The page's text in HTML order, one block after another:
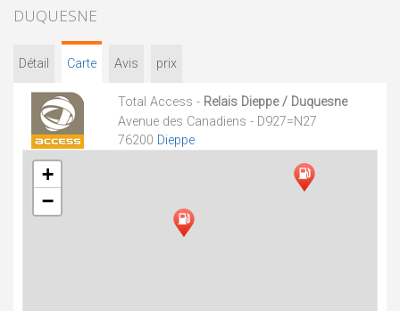
DUQUESNE
Détail Carte Avis prix
Total Access - Relais Dieppe / Duquesne
Avenue des Canadiens - D927=N27
76200 Dieppe
+
−